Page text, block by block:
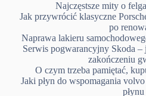
Najczęstsze mity o
Jak przywrócić klasyczne
po
Naprawa lakieru
Serwis pogwarancyjny Skoda –
zakończeniu
O czym trzeba pamiętać,
Jaki płyn do wspomagania
płynu